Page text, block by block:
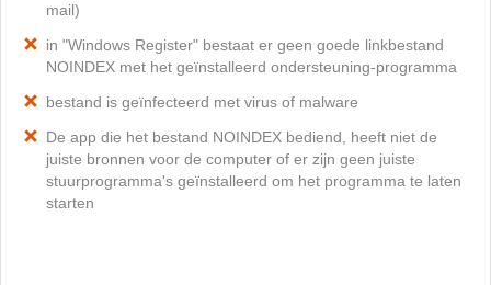
mail)
in "Windows Register" bestaat er geen goede linkbestand
NOINDEX met het geïnstalleerd ondersteuning-programma
bestand is geïnfecteerd met virus of malware
De app die het bestand NOINDEX bediend, heeft niet de
juiste bronnen voor de computer of er zijn geen juiste
stuurprogramma's geïnstalleerd om het programma te laten
starten